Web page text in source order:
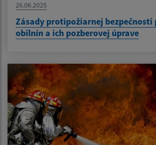
26.06.2025
Zásady protipožiarnej bezpečnosti
obilnín a ich pozberovej úprave